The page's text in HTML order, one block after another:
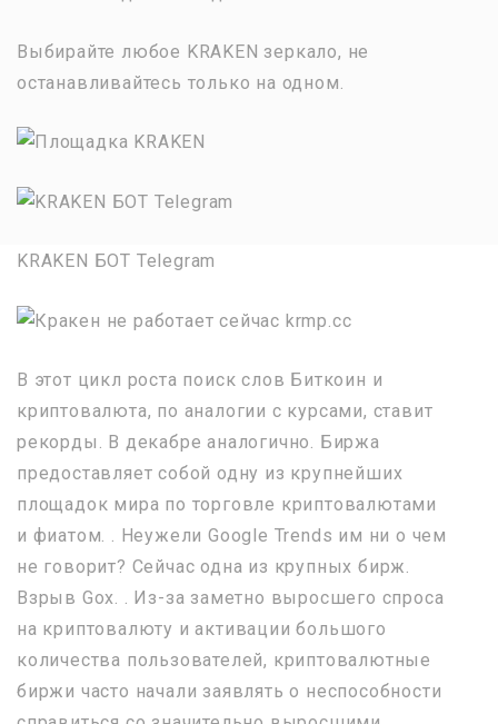
Выбирайте любое KRAKEN зеркало, не
останавливайтесь только на одном.
KRAKEN БОТ Telegram
В этот цикл роста поиск слов Биткоин и
криптовалюта, по аналогии с курсами, ставит
рекорды. В декабре аналогично. Биржа
предоставляет собой одну из крупнейших
площадок мира по торговле криптовалютами
и фиатом. . Неужели Google Trends им ни о чем
не говорит? Сейчас одна из крупных бирж.
Взрыв Gox. . Из-за заметно выросшего спроса
на криптовалюту и активации большого
количества пользователей, криптовалютные
биржи часто начали заявлять о неспособности